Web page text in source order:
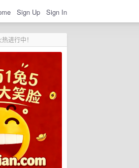
Sign Up Sign In
进行中！